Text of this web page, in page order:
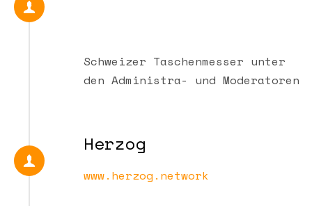
Schweizer Taschenmesser unter
den Administra- und Moderatoren
Herzog
www.herzog.network